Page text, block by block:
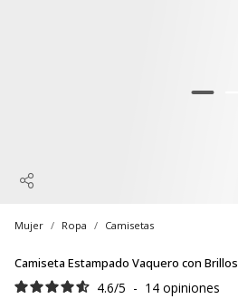
Mujer Ropa Camisetas
Camiseta Estampado Vaquero con Brillos
4.6/5 - 14 opiniones